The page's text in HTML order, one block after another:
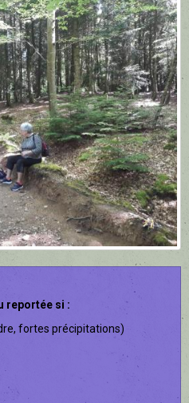
reportée si :
fortes précipitations)